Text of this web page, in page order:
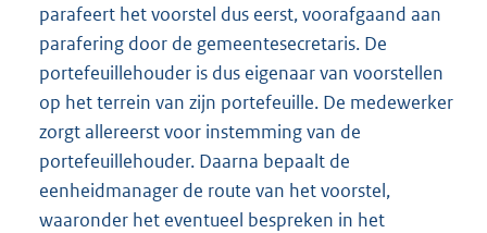
parafeert het voorstel dus eerst, voorafgaand aan
parafering door de gemeentesecretaris. De
portefeuillehouder is dus eigenaar van voorstellen
op het terrein van zijn portefeuille. De medewerker
zorgt allereerst voor instemming van de
portefeuillehouder. Daarna bepaalt de
eenheidmanager de route van het voorstel,
waaronder het eventueel bespreken in het